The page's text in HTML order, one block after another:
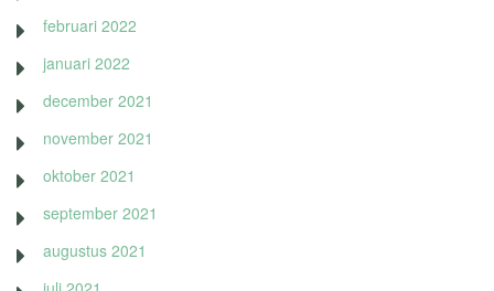
februari 2022
januari 2022
december 2021
november 2021
oktober 2021
september 2021
augustus 2021